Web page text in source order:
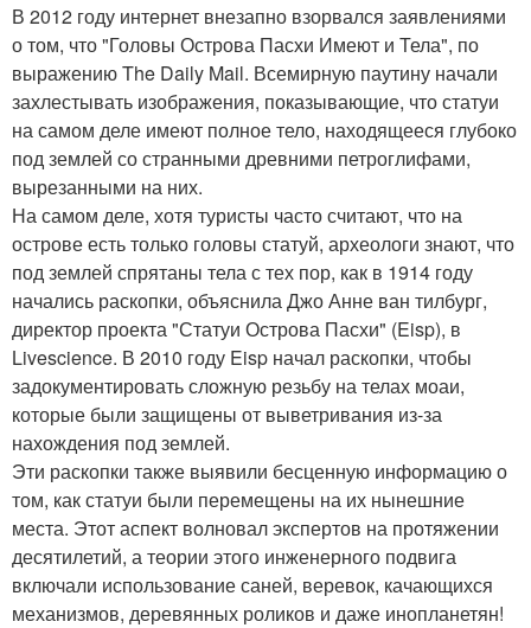
В 2012 году интернет внезапно взорвался заявлениями
о том, что "Головы Острова Пасхи Имеют и Тела", по
выражению The Daily Mail. Всемирную паутину начали
захлестывать изображения, показывающие, что статуи
на самом деле имеют полное тело, находящееся глубоко
под землей со странными древними петроглифами,
вырезанными на них.
На самом деле, хотя туристы часто считают, что на
острове есть только головы статуй, археологи знают, что
под землей спрятаны тела с тех пор, как в 1914 году
начались раскопки, объяснила Джо Анне ван тилбург,
директор проекта "Статуи Острова Пасхи" (Eisp), в
Livescience. В 2010 году Eisp начал раскопки, чтобы
задокументировать сложную резьбу на телах моаи,
которые были защищены от выветривания из-за
нахождения под землей.
Эти раскопки также выявили бесценную информацию о
том, как статуи были перемещены на их нынешние
места. Этот аспект волновал экспертов на протяжении
десятилетий, а теории этого инженерного подвига
включали использование саней, веревок, качающихся
механизмов, деревянных роликов и даже инопланетян!